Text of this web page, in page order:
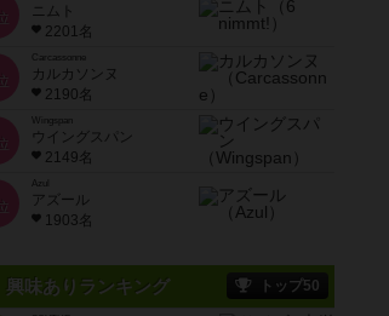
位
ニムト
2201名
位
Carcassonne
カルカソンヌ
2190名
位
Wingspan
ウイングスパン
2149名
位
Azul
アズール
1903名
興味ありランキング トップ50